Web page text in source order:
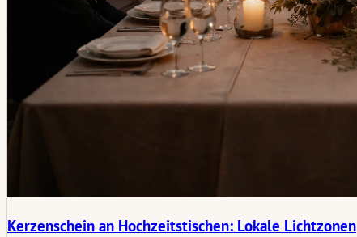
Kerzenschein an Hochzeitstischen: Lokale Lichtzonen